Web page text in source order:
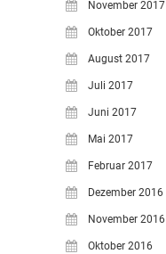
November 2017
Oktober 2017
August 2017
Juli 2017
Juni 2017
Mai 2017
Februar 2017
Dezember 2016
November 2016
Oktober 2016